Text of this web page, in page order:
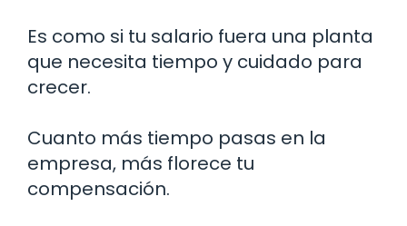
Es como si tu salario fuera una planta
que necesita tiempo y cuidado para
crecer.
Cuanto más tiempo pasas en la
empresa, más florece tu
compensación.